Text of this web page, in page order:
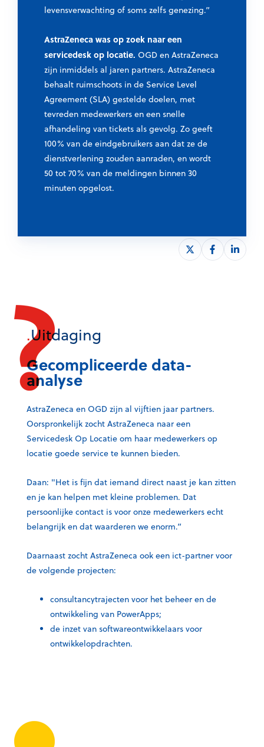
levensverwachting of soms zelfs genezing.”
AstraZeneca was op zoek naar een
servicedesk op locatie. OGD en AstraZeneca
zijn inmiddels al jaren partners. AstraZeneca
behaalt ruimschoots in de Service Level
Agreement (SLA) gestelde doelen, met
tevreden medewerkers en een snelle
afhandeling van tickets als gevolg. Zo geeft
100% van de eindgebruikers aan dat ze de
dienstverlening zouden aanraden, en wordt
50 tot 70% van de meldingen binnen 30
minuten opgelost.
S
h
S
h
b
o
S
h
.Uitdaging
Gecompliceerde data-
analyse
AstraZeneca en OGD zijn al vijftien jaar partners.
Oorspronkelijk zocht AstraZeneca naar een
Servicedesk Op Locatie om haar medewerkers op
locatie goede service te kunnen bieden.
Daan: "Het is fijn dat iemand direct naast je kan zitten
en je kan helpen met kleine problemen. Dat
persoonlijke contact is voor onze medewerkers echt
belangrijk en dat waarderen we enorm.”
Daarnaast zocht AstraZeneca ook een ict-partner voor
de volgende projecten:
consultancytrajecten voor het beheer en de
ontwikkeling van PowerApps;
de inzet van softwareontwikkelaars voor
ontwikkelopdrachten.